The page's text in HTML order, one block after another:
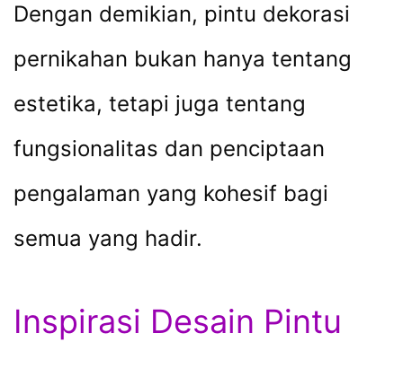
Dengan demikian, pintu dekorasi
pernikahan bukan hanya tentang
estetika, tetapi juga tentang
fungsionalitas dan penciptaan
pengalaman yang kohesif bagi
semua yang hadir.
Inspirasi Desain Pintu